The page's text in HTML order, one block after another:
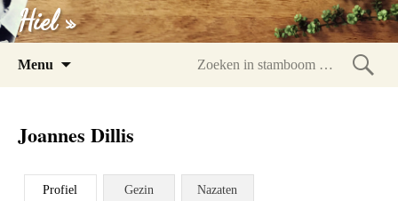
Hiel »
Menu
Joannes Dillis
Profiel Gezin Nazaten